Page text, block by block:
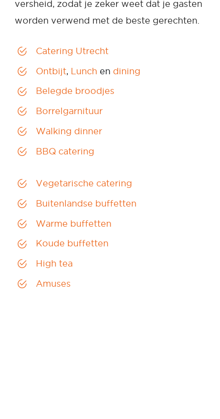
versheid, zodat je zeker weet dat je gasten
worden verwend met de beste gerechten.
Catering Utrecht
Ontbijt Lunch en dining
Belegde broodjes
Borrelgarnituur
Walking dinner
BBQ catering
Vegetarische catering
Buitenlandse buffetten
Warme buffetten
Koude buffetten
High tea
Amuses